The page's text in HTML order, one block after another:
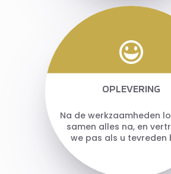
OPLEVERING
Na de werkzaamheden
samen alles na, en
we pas als u tevreden